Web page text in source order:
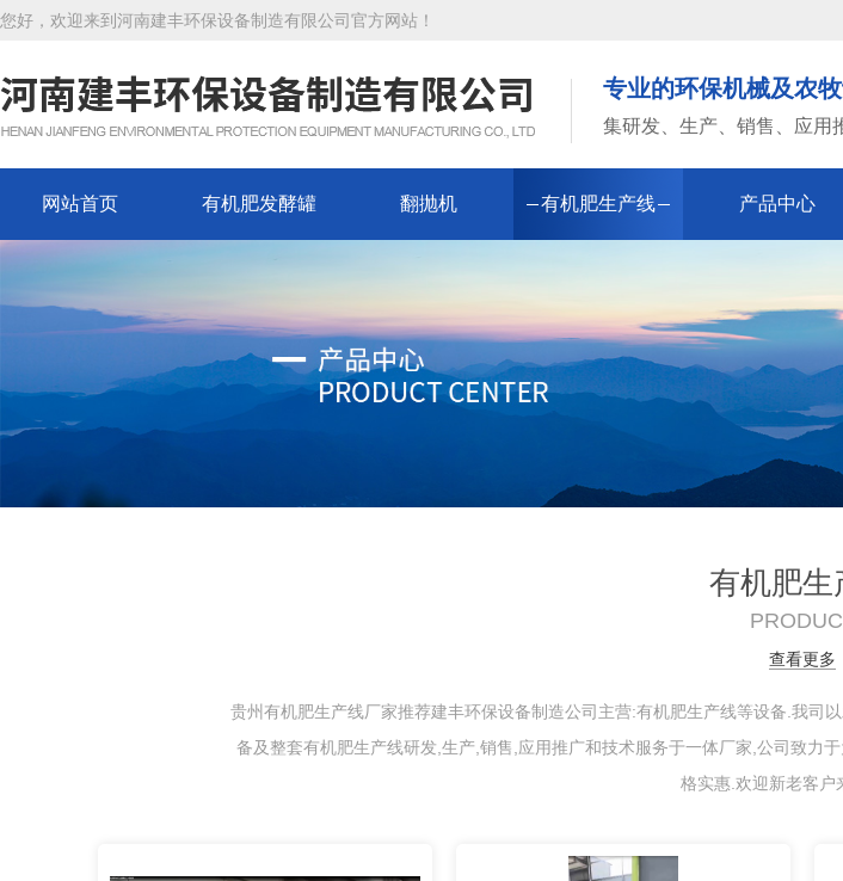
您好，欢迎来到河南建丰环保设备制造有限公司官方网站！
专业的环保机械及农
集研发、生产、销售、应用
网站首页 有机肥发酵罐 翻抛机 有机肥生产线 产品中心
有机肥生
查看更多
贵州有机肥生产线厂家推荐建丰环保设备制造公司主营:有机肥生产线等设备.我司
备及整套有机肥生产线研发,生产,销售,应用推广和技术服务于一体厂家,公司致力
格实惠.欢迎新老客户